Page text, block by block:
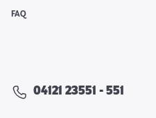
FAQ
04121 23551 - 551